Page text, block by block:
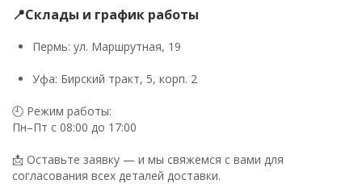
📍Склады и график работы
Пермь: ул. Маршрутная, 19
Уфа: Бирский тракт, 5, корп. 2
🕘 Режим работы:
Пн–Пт с 08:00 до 17:00
📩 Оставьте заявку — и мы свяжемся с вами для
согласования всех деталей доставки.